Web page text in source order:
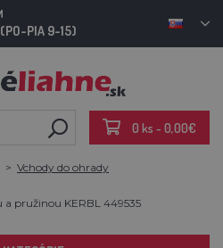
PIA 9-15)
0 ks - 0,00€
Vchody do ohrady
pružinou KERBL 449535